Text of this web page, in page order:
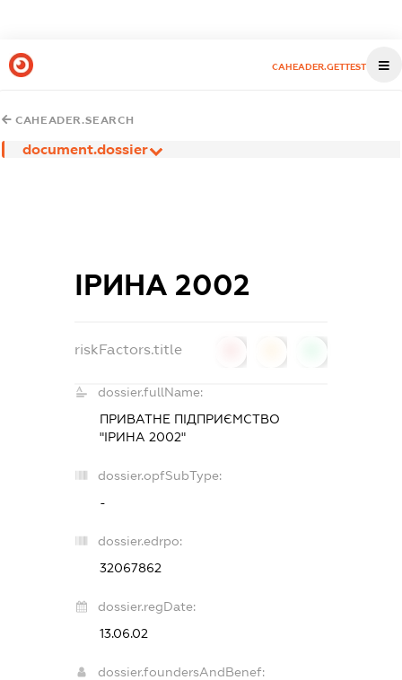
CAHEADER.GETTEST
CAHEADER.SEARCH
document.dossier
ІРИНА 2002
riskFactors.title
dossier.fullName:
ПРИВАТНЕ ПІДПРИЄМСТВО
"ІРИНА 2002"
dossier.opfSubType:
-
dossier.edrpo:
32067862
dossier.regDate:
13.06.02
dossier.foundersAndBenef: